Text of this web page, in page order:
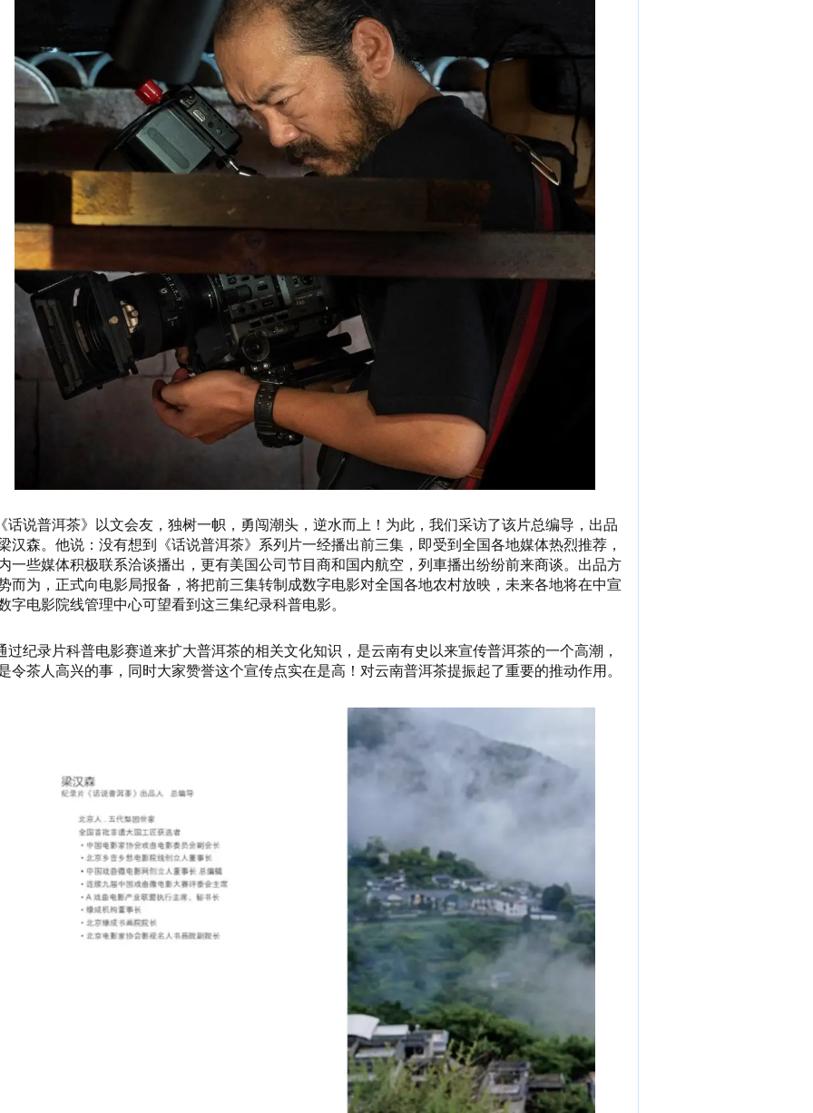
《话说普洱茶》以文会友，独树一帜，勇闯潮头，逆水而上！为此，我们采访了该片总编导，出品
汉森。他说：没有想到《话说普洱茶》系列片一经播出前三集，即受到全国各地媒体热烈推荐，
一些媒体积极联系洽谈播出，更有美国公司节目商和国内航空，列車播出纷纷前来商谈。出品方
而为，正式向电影局报备，将把前三集转制成数字电影对全国各地农村放映，未来各地将在中宣
字电影院线管理中心可望看到这三集纪录科普电影。
过纪录片科普电影赛道来扩大普洱茶的相关文化知识，是云南有史以来宣传普洱茶的一个高潮，
令茶人高兴的事，同时大家赞誉这个宣传点实在是高！对云南普洱茶提振起了重要的推动作用。